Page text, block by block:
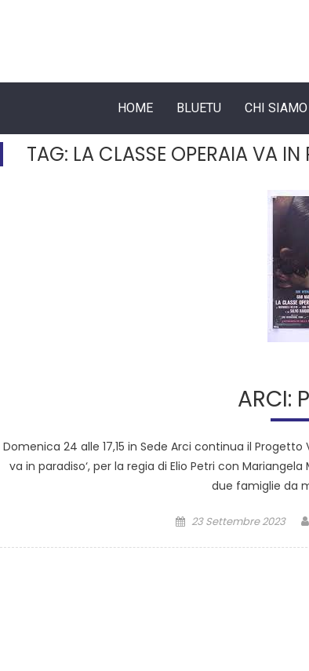
HOME BLUETU CHI SIAMO
TAG: LA CLASSE OPERAIA VA IN
ARCI:
Domenica 24 alle 17,15 in Sede Arci continua il
va in paradiso‘, per la regia di Elio Petri con
due famiglie da
23 Settembre 2023